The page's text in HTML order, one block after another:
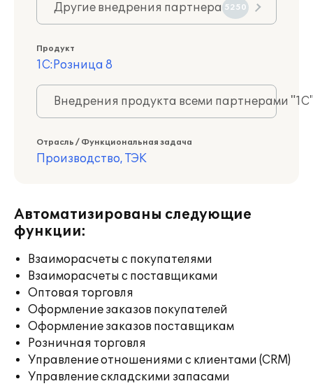
Другие внедрения партнера 5250
Продукт
1С:Розница 8
Внедрения продукта всеми партнерами
Отрасль / Функциональная задача
Производство, ТЭК
Автоматизированы следующие
функции:
Взаиморасчеты с покупателями
Взаиморасчеты с поставщиками
Оптовая торговля
Оформление заказов покупателей
Оформление заказов поставщикам
Розничная торговля
Управление отношениями с клиентами (CRM)
Управление складскими запасами